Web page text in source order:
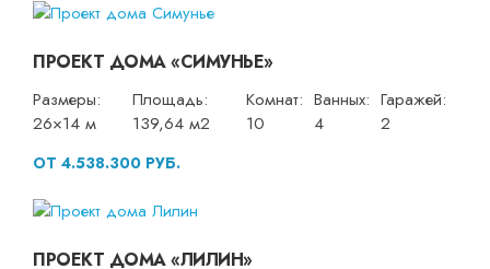
ПРОЕКТ ДОМА «СИМУНЬЕ»
Размеры:
26×14 м
Площадь:
139,64 м2
Комнат:
10
Ванных:
4
Гаражей:
2
ОТ 4.538.300 РУБ.
ПРОЕКТ ДОМА «ЛИЛИН»